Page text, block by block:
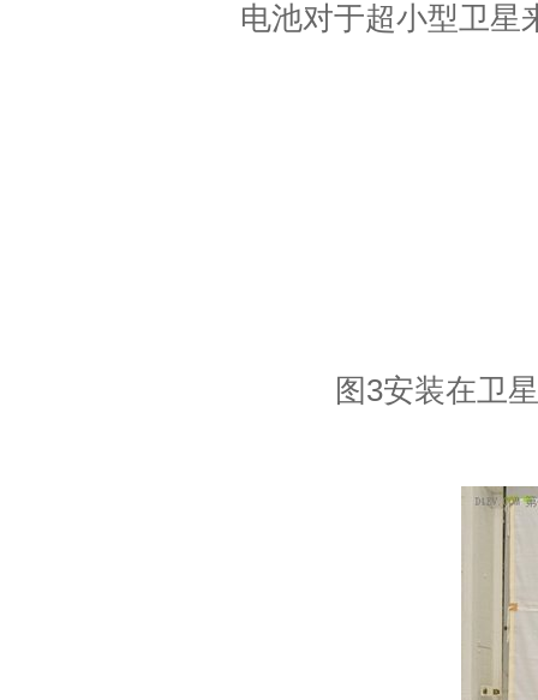
电池对于超小型卫星
图3安装在卫星